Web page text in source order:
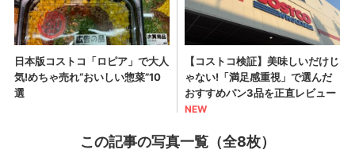
この記事の写真一覧（全8枚）